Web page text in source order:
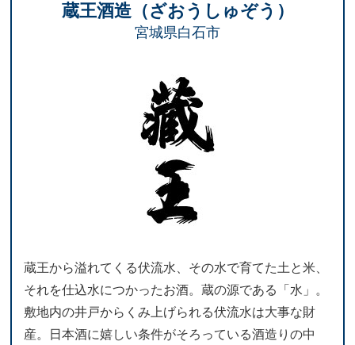
蔵王酒造（ざおうしゅぞう）
宮城県白石市
蔵王から溢れてくる伏流水、その水で育てた土と米、
それを仕込水につかったお酒。蔵の源である「水」。
敷地内の井戸からくみ上げられる伏流水は大事な財
産。日本酒に嬉しい条件がそろっている酒造りの中